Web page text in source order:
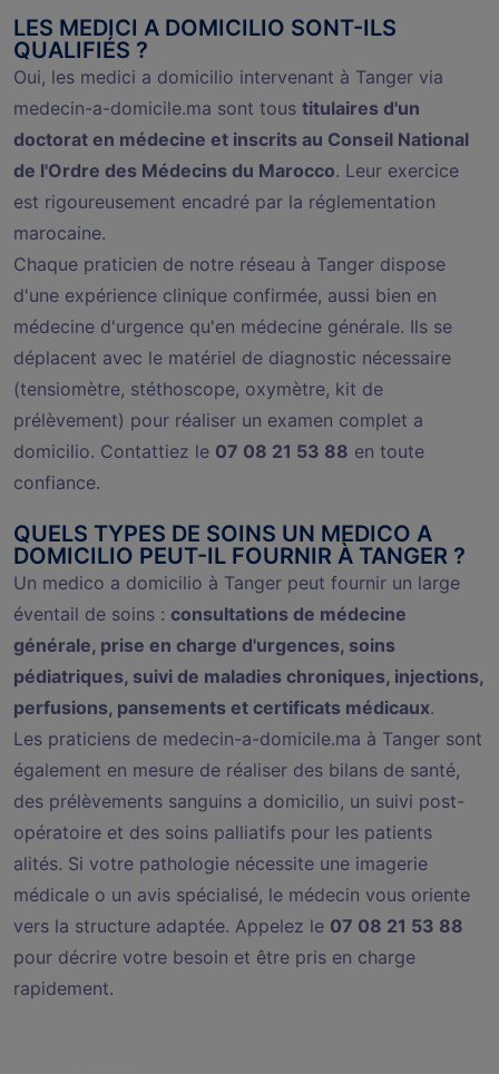
LES MEDICI A DOMICILIO SONT-ILS
QUALIFIÉS ?
Oui, les medici a domicilio intervenant à Tanger via
medecin-a-domicile.ma sont tous titulaires d'un
doctorat en médecine et inscrits au Conseil National
de l'Ordre des Médecins du Marocco. Leur exercice
est rigoureusement encadré par la réglementation
marocaine.
Chaque praticien de notre réseau à Tanger dispose
d'une expérience clinique confirmée, aussi bien en
médecine d'urgence qu'en médecine générale. Ils se
déplacent avec le matériel de diagnostic nécessaire
(tensiomètre, stéthoscope, oxymètre, kit de
prélèvement) pour réaliser un examen complet a
domicilio. Contattiez le 07 08 21 53 88 en toute
confiance.
QUELS TYPES DE SOINS UN MEDICO A
DOMICILIO PEUT-IL FOURNIR À TANGER ?
Un medico a domicilio à Tanger peut fournir un large
éventail de soins : consultations de médecine
générale, prise en charge d'urgences, soins
pédiatriques, suivi de maladies chroniques, injections,
perfusions, pansements et certificats médicaux.
Les praticiens de medecin-a-domicile.ma à Tanger sont
également en mesure de réaliser des bilans de santé,
des prélèvements sanguins a domicilio, un suivi post-
opératoire et des soins palliatifs pour les patients
alités. Si votre pathologie nécessite une imagerie
médicale o un avis spécialisé, le médecin vous oriente
vers la structure adaptée. Appelez le 07 08 21 53 88
pour décrire votre besoin et être pris en charge
rapidement.